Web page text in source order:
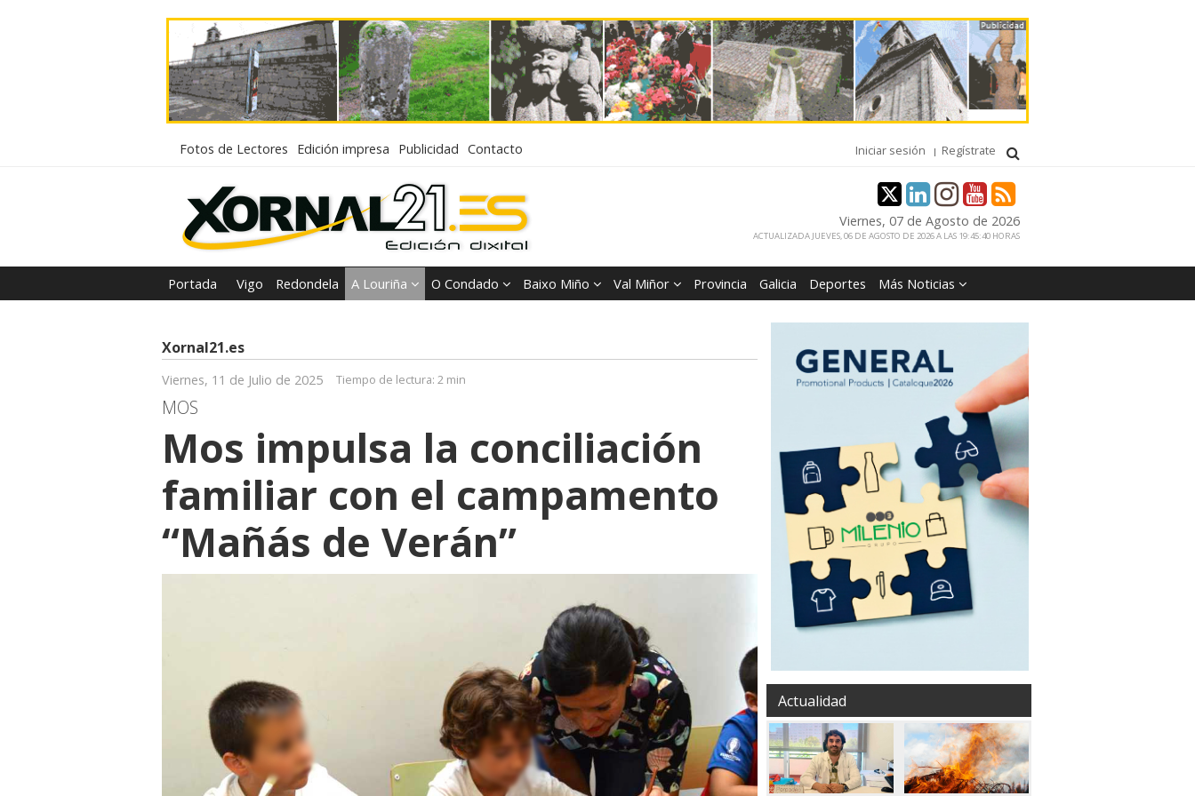
Fotos de Lectores Edición impresa Publicidad Contacto Iniciar sesión Regístrate
Viernes, 07 de Agosto de 2026
ACTUALIZADA JUEVES, 06 DE AGOSTO DE 2026 A LAS 19:45:40 HORAS
Portada Vigo Redondela A Louriña O Condado Baixo Miño Val Miñor Provincia Galicia Deportes Más Noticias
Xornal21.es
Viernes, 11 de Julio de 2025 Tiempo de lectura: 2 min
MOS
Mos impulsa la conciliación
familiar con el campamento
“Mañás de Verán”
Actualidad